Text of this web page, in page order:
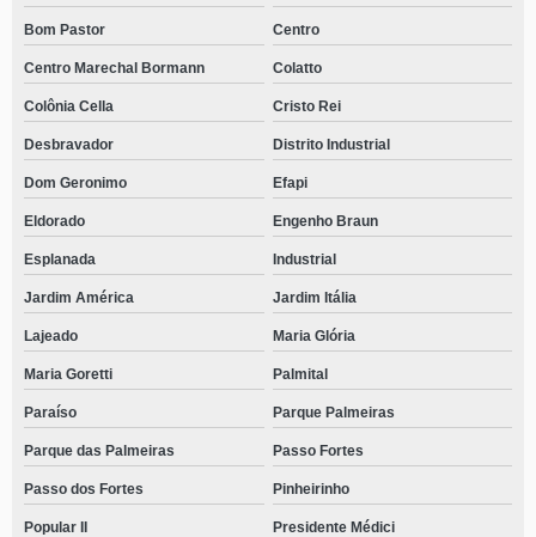
Bom Pastor Centro
Centro Marechal Bormann Colatto
Colônia Cella Cristo Rei
Desbravador Distrito Industrial
Dom Geronimo Efapi
Eldorado Engenho Braun
Esplanada Industrial
Jardim América Jardim Itália
Lajeado Maria Glória
Maria Goretti Palmital
Paraíso Parque Palmeiras
Parque das Palmeiras Passo Fortes
Passo dos Fortes Pinheirinho
Popular II Presidente Médici